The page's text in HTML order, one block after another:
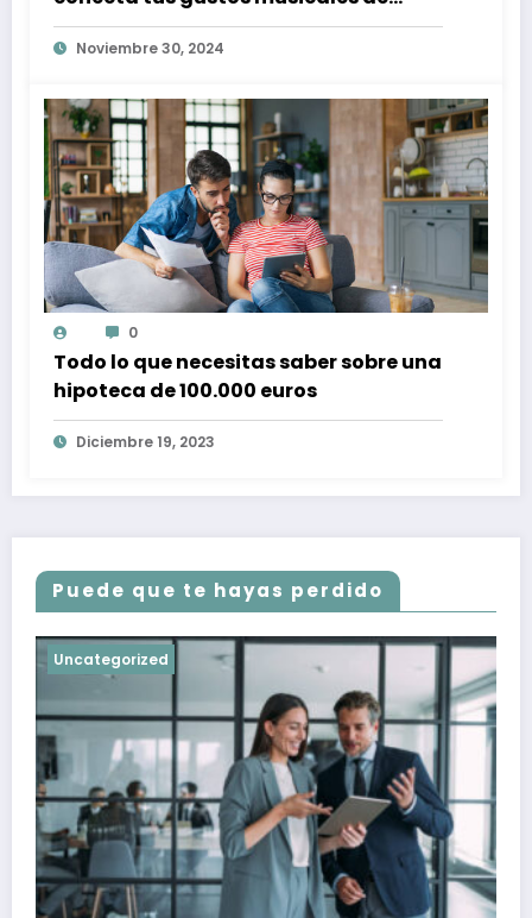
Spotify con conciertos en tu zona
Noviembre 30, 2024
0
Todo lo que necesitas saber sobre una
hipoteca de 100.000 euros
Diciembre 19, 2023
Puede que te hayas perdido
Uncategorized